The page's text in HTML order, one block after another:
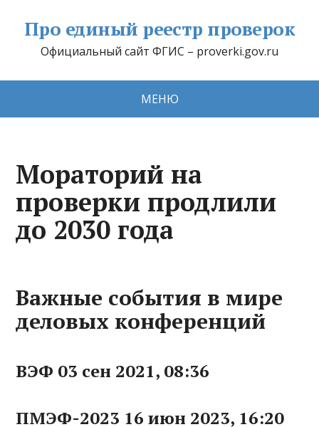
Про единый реестр проверок
Официальный сайт ФГИС – proverki.gov.ru
МЕНЮ
Мораторий на
проверки продлили
до 2030 года
Важные события в мире
деловых конференций
ВЭФ 03 сен 2021, 08:36
ПМЭФ-2023 16 июн 2023, 16:20